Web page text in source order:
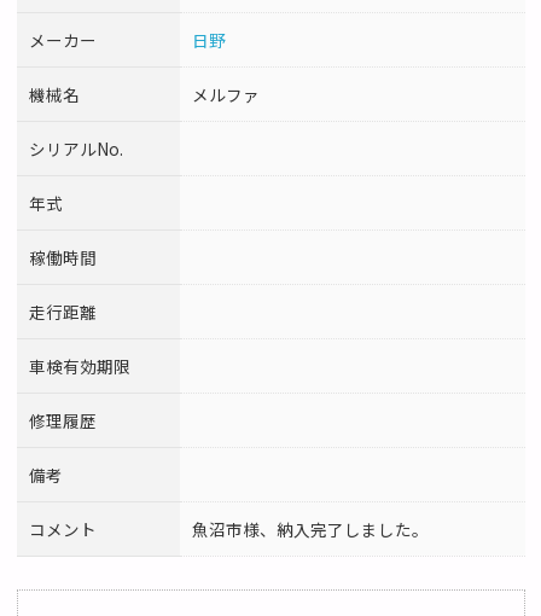
メーカー 日野
機械名 メルファ
シリアルNo.
年式
稼働時間
走行距離
車検有効期限
修理履歴
備考
コメント 魚沼市様、納入完了しました。